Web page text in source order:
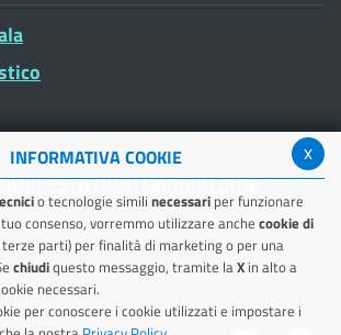
GARIBALDINE
x
INFORMATIVA COOKIE
o tecnologie simili necessari per funzionare
consenso, vorremmo utilizzare anche cookie di
terze parti) per finalità di marketing o per una
chiudiquesto messaggio, tramite laX in alto a
necessari.
per conoscere i cookie utilizzati e impostare i